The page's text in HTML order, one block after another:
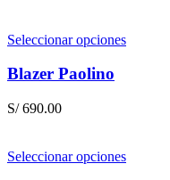
Seleccionar opciones
Blazer Paolino
S/690.00
Seleccionar opciones